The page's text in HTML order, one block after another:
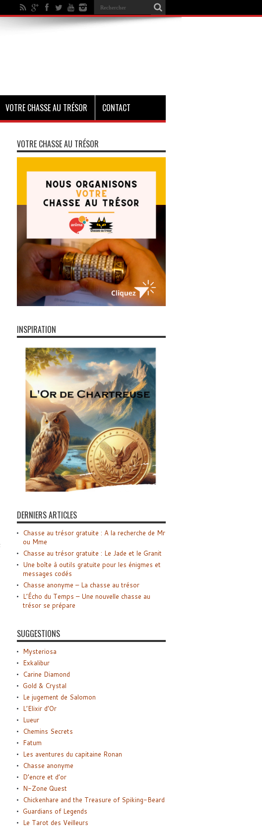
VOTRE CHASSE AU TRÉSOR CONTACT
VOTRE CHASSE AU TRÉSOR
INSPIRATION
DERNIERS ARTICLES
Chasse au trésor gratuite : A la recherche de Mr
ou Mme
Chasse au trésor gratuite : Le Jade et le Granit
Une boîte à outils gratuite pour les énigmes et
messages codés
Chasse anonyme – La chasse au trésor
L’Écho du Temps – Une nouvelle chasse au
trésor se prépare
SUGGESTIONS
Mysteriosa
Exkalibur
Carine Diamond
Gold & Crystal
Le jugement de Salomon
L’Elixir d’Or
Lueur
Chemins Secrets
Fatum
Les aventures du capitaine Ronan
Chasse anonyme
D’encre et d’or
N-Zone Quest
Chickenhare and the Treasure of Spiking-Beard
Guardians of Legends
Le Tarot des Veilleurs